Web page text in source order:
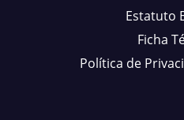
Estatuto
Ficha
Política de